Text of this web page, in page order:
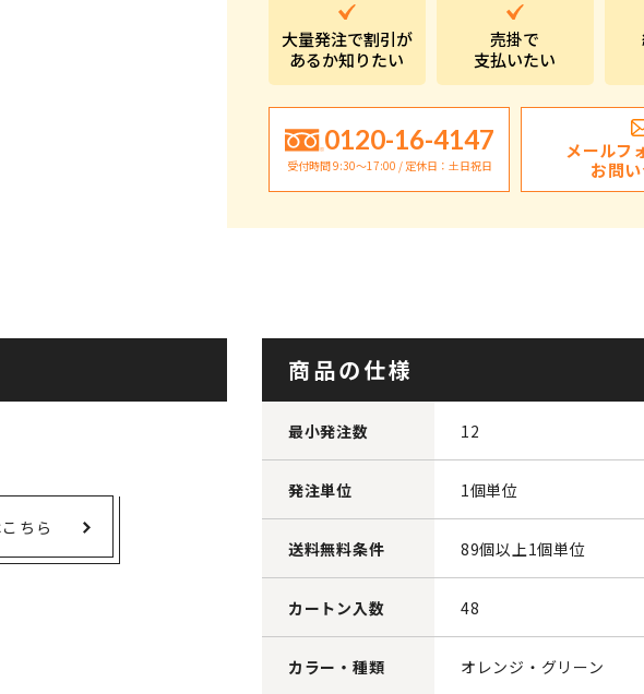
オープン・開業
ポストイン
ばらまき、ショッ
大量発注で割引が
あるか知りたい
売掛で
支払いたい
0120-16-4147
受付時間 9:30〜17:00 / 定休日：土日祝日
メールフ
お問
ちら
商品の仕様
最小発注数 12
発注単位 1個単位
送料無料条件 89個以上1個単位
カートン入数 48
カラー・種類 オレンジ・グリーン